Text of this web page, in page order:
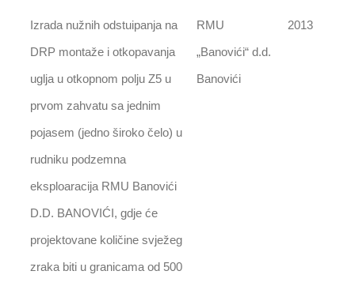
Izrada nužnih odstuipanja na
DRP montaže i otkopavanja
uglja u otkopnom polju Z5 u
prvom zahvatu sa jednim
pojasem (jedno široko čelo) u
rudniku podzemna
eksploaracija RMU Banovići
D.D. BANOVIĆI, gdje će
projektovane količine svježeg
zraka biti u granicama od 500
RMU
„Banovići“ d.d.
Banovići
2013